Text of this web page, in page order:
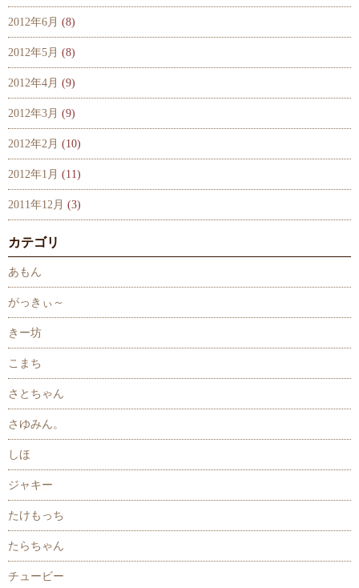
2012年6月 (8)
2012年5月 (8)
2012年4月 (9)
2012年3月 (9)
2012年2月 (10)
2012年1月 (11)
2011年12月 (3)
カテゴリ
あもん
がっきぃ～
きー坊
こまち
さとちゃん
さゆみん。
しほ
ジャキー
たけもっち
たらちゃん
チュービー